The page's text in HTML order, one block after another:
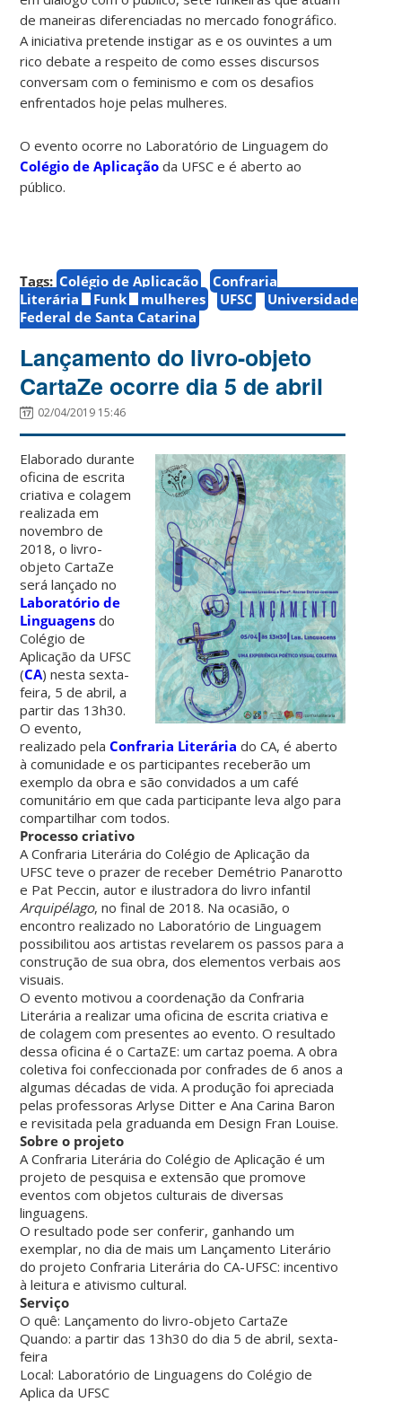
de maneiras diferenciadas no mercado fonográfico.
A iniciativa pretende instigar as e os ouvintes a um
rico debate a respeito de como esses discursos
conversam com o feminismo e com os desafios
enfrentados hoje pelas mulheres.
O evento ocorre no Laboratório de Linguagem do
Colégio de Aplicação da UFSC e é aberto ao
público.
Tags: Colégio de Aplicação
Confraria
Literária
Funk mulheres UFSC
Universidade
Federal de Santa Catarina
Lançamento do livro-objeto
CartaZe ocorre dia 5 de abril
02/04/2019 15:46
Elaborado durante
oficina de escrita
criativa e colagem
realizada em
novembro de
2018, o livro-
objeto CartaZe
será lançado no
Laboratório de
Linguagens do
Colégio de
Aplicação da UFSC
(CA) nesta sexta-
feira, 5 de abril, a
partir das 13h30.
O evento,
realizado pelaConfraria Literária do CA, é aberto
à comunidade e os participantes receberão um
exemplo da obra e são convidados a um café
comunitário em que cada participante leva algo para
compartilhar com todos.
Processo criativo
A Confraria Literária do Colégio de Aplicação da
UFSC teve o prazer de receber Demétrio Panarotto
e Pat Peccin, autor e ilustradora do livro infantil
Arquipélago, no final de 2018. Na ocasião, o
encontro realizado no Laboratório de Linguagem
possibilitou aos artistas revelarem os passos para a
construção de sua obra, dos elementos verbais aos
visuais.
O evento motivou a coordenação da Confraria
Literária a realizar uma oficina de escrita criativa e
de colagem com presentes ao evento. O resultado
dessa oficina é o CartaZE: um cartaz poema. A obra
coletiva foi confeccionada por confrades de 6 anos a
algumas décadas de vida. A produção foi apreciada
pelas professoras Arlyse Ditter e Ana Carina Baron
e revisitada pela graduanda em Design Fran Louise.
Sobre o projeto
A Confraria Literária do Colégio de Aplicação é um
projeto de pesquisa e extensão que promove
eventos com objetos culturais de diversas
linguagens.
O resultado pode ser conferir, ganhando um
exemplar, no dia de mais um Lançamento Literário
do projeto Confraria Literária do CA-UFSC: incentivo
à leitura e ativismo cultural.
Serviço
O quê: Lançamento do livro-objeto CartaZe
Quando: a partir das 13h30 do dia 5 de abril, sexta-
feira
Local: Laboratório de Linguagens do Colégio de
Aplica da UFSC